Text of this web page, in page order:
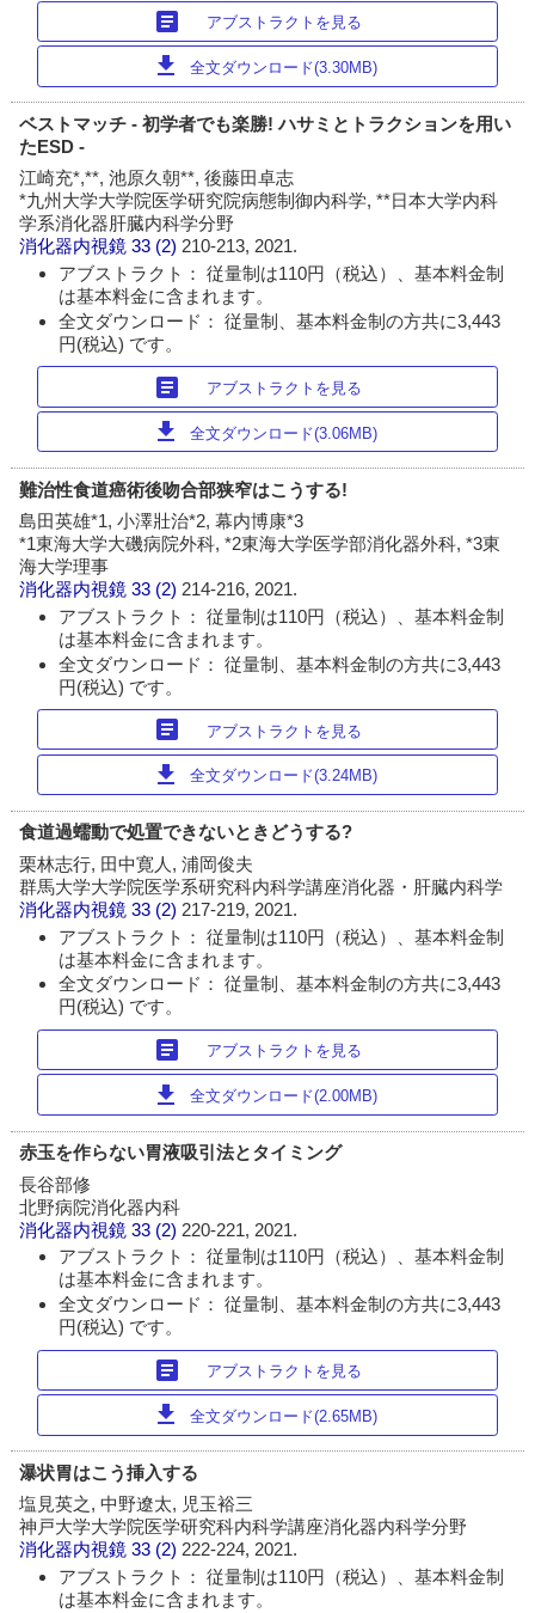
article アブストラクトを見る
download 全文ダウンロード(3.30MB)
ベストマッチ - 初学者でも楽勝! ハサミとトラクションを用い
たESD -
江崎充*,**, 池原久朝**, 後藤田卓志
*九州大学大学院医学研究院病態制御内科学, **日本大学内科
学系消化器肝臓内科学分野
消化器内視鏡 33 (2) 210-213, 2021.
アブストラクト： 従量制は110円（税込）、基本料金制
は基本料金に含まれます。
全文ダウンロード： 従量制、基本料金制の方共に3,443
円(税込) です。
article アブストラクトを見る
download 全文ダウンロード(3.06MB)
難治性食道癌術後吻合部狭窄はこうする!
島田英雄*1, 小澤壯治*2, 幕内博康*3
*1東海大学大磯病院外科, *2東海大学医学部消化器外科, *3東
海大学理事
消化器内視鏡 33 (2) 214-216, 2021.
アブストラクト： 従量制は110円（税込）、基本料金制
は基本料金に含まれます。
全文ダウンロード： 従量制、基本料金制の方共に3,443
円(税込) です。
article アブストラクトを見る
download 全文ダウンロード(3.24MB)
食道過蠕動で処置できないときどうする?
栗林志行, 田中寛人, 浦岡俊夫
群馬大学大学院医学系研究科内科学講座消化器・肝臓内科学
消化器内視鏡 33 (2) 217-219, 2021.
アブストラクト： 従量制は110円（税込）、基本料金制
は基本料金に含まれます。
全文ダウンロード： 従量制、基本料金制の方共に3,443
円(税込) です。
article アブストラクトを見る
download 全文ダウンロード(2.00MB)
赤玉を作らない胃液吸引法とタイミング
長谷部修
北野病院消化器内科
消化器内視鏡 33 (2) 220-221, 2021.
アブストラクト： 従量制は110円（税込）、基本料金制
は基本料金に含まれます。
全文ダウンロード： 従量制、基本料金制の方共に3,443
円(税込) です。
article アブストラクトを見る
download 全文ダウンロード(2.65MB)
瀑状胃はこう挿入する
塩見英之, 中野遼太, 児玉裕三
神戸大学大学院医学研究科内科学講座消化器内科学分野
消化器内視鏡 33 (2) 222-224, 2021.
アブストラクト： 従量制は110円（税込）、基本料金制
は基本料金に含まれます。